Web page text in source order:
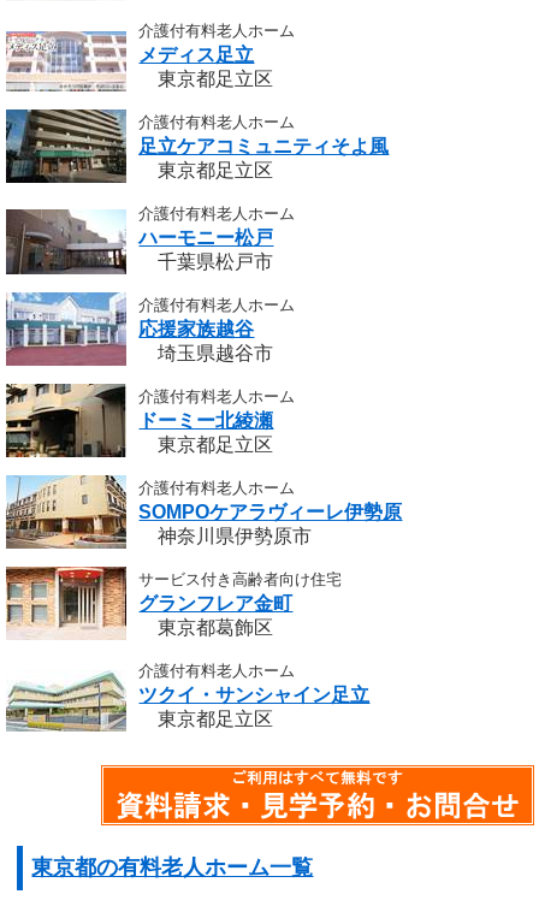
介護付有料老人ホーム
メディス足立
東京都足立区
介護付有料老人ホーム
足立ケアコミュニティそよ風
東京都足立区
介護付有料老人ホーム
ハーモニー松戸
千葉県松戸市
介護付有料老人ホーム
応援家族越谷
埼玉県越谷市
介護付有料老人ホーム
ドーミー北綾瀬
東京都足立区
介護付有料老人ホーム
SOMPOケアラヴィーレ伊勢原
神奈川県伊勢原市
サービス付き高齢者向け住宅
グランフレア金町
東京都葛飾区
介護付有料老人ホーム
ツクイ・サンシャイン足立
東京都足立区
東京都の有料老人ホーム一覧